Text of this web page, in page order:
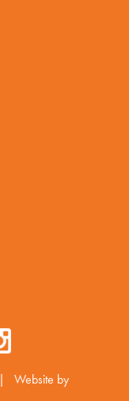
|
Website by